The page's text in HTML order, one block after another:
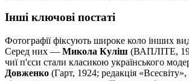
Інші ключові постаті
Фотографії фіксують широке коло інших
Серед них — Микола Куліш (ВАПЛІТЕ,
чиї п'єси стали класикою українського
Довженко (Гарт, 1924; редакція